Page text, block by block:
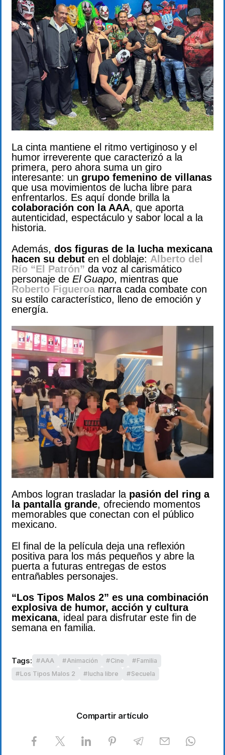
La cinta mantiene el ritmo vertiginoso y el
humor irreverente que caracterizó a la
primera, pero ahora suma un giro
interesante: un grupo femenino de villanas
que usa movimientos de lucha libre para
enfrentarlos. Es aquí donde brilla la
colaboración con la AAA, que aporta
autenticidad, espectáculo y sabor local a la
historia.
Además, dos figuras de la lucha mexicana
hacen su debut en el doblaje: Alberto del
Río “El Patrón” da voz al carismático
personaje de El Guapo, mientras que
Roberto Figueroa narra cada combate con
su estilo característico, lleno de emoción y
energía.
Ambos logran trasladar la pasión del ring a
la pantalla grande, ofreciendo momentos
memorables que conectan con el público
mexicano.
El final de la película deja una reflexión
positiva para los más pequeños y abre la
puerta a futuras entregas de estos
entrañables personajes.
“Los Tipos Malos 2” es una combinación
explosiva de humor, acción y cultura
mexicana, ideal para disfrutar este fin de
semana en familia.
Tags: AAA Animación Cine
Familia
Los Tipos Malos 2
lucha libre Secuela
Compartir artículo